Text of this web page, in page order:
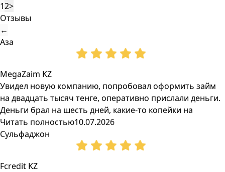
12>
Отзывы
←
Аза
MegaZaim KZ
Увидел новую компанию, попробовал оформить займ
на двадцать тысяч тенге, оперативно прислали деньги.
Деньги брал на шесть дней, какие-то копейки на
Читать полностью10.07.2026
Сульфаджон
Fcredit KZ